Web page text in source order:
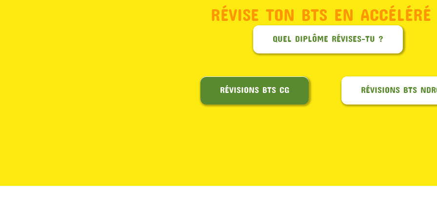
RÉVISE TON BTS EN
QUEL DIPLÔME RÉVISES-TU ?
RÉVISIONS BTS CG RÉVISIONS BTS